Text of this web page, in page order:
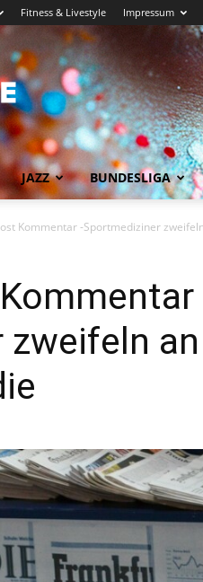
Fitness & Livestyle Impressum
JAZZ BUNDESLIGA
Kommentar -Sportmediziner
an